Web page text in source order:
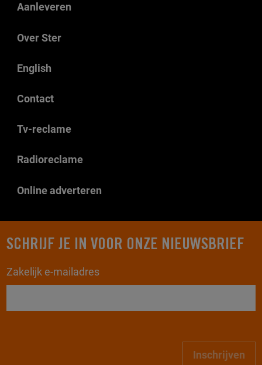
Aanleveren
Over Ster
English
Contact
Tv-reclame
Radioreclame
Online adverteren
SCHRIJF JE IN VOOR ONZE NIEUWSBRIEF
Zakelijk e-mailadres
Inschrijven